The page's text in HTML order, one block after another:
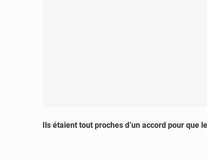
Ils étaient tout proches d’un accord pour que